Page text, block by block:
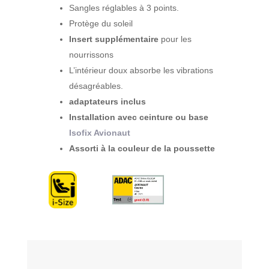
Sangles réglables à 3 points.
Protège du soleil
Insert supplémentairepour les
nourrissons
L’intérieur doux absorbe les vibrations
désagréables.
adaptateurs inclus
Installation avec ceinture ou base
Isofix Avionaut
Assorti à la couleur de la poussette